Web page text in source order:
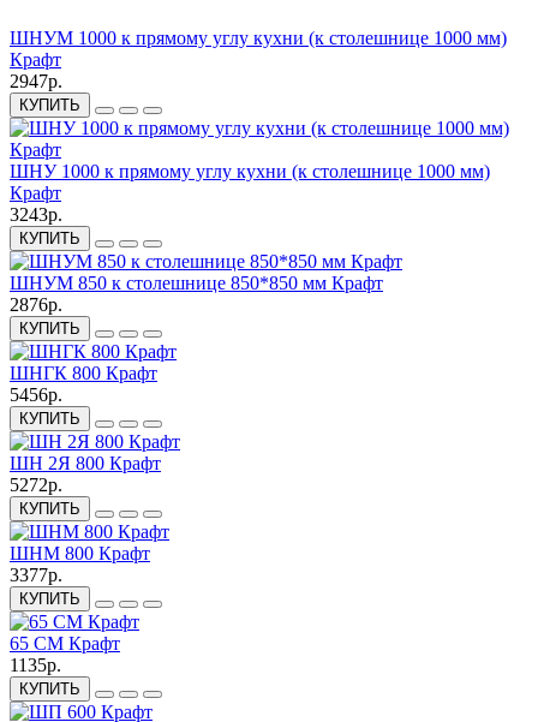
ШНУМ 1000 к прямому углу кухни (к столешнице 1000 мм)
Крафт
2947р.
КУПИТЬ
ШНУ 1000 к прямому углу кухни (к столешнице 1000 мм)
Крафт
3243р.
КУПИТЬ
ШНУМ 850 к столешнице 850*850 мм Крафт
2876р.
КУПИТЬ
ШНГК 800 Крафт
5456р.
КУПИТЬ
ШН 2Я 800 Крафт
5272р.
КУПИТЬ
ШНМ 800 Крафт
3377р.
КУПИТЬ
65 СМ Крафт
1135р.
КУПИТЬ